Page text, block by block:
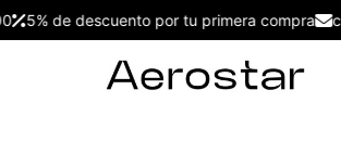
5% de descuento por tu primera compra